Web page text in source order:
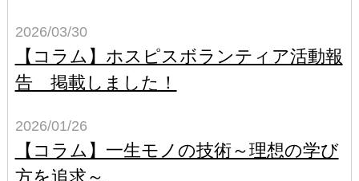
2026/03/30
【コラム】ホスピスボランティア活動報
告 掲載しました！
2026/01/26
【コラム】一生モノの技術～理想の学び
方を追求～